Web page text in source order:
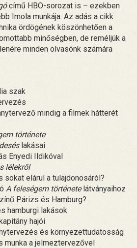
című HBO-sorozat is – ezekben
Imola munkája. Az adás a cikk
ördögének köszönhetően a
minőségben, de reméljük a
minden olvasónk számára
szak
mindig a filmek hátterét
története
lakásai
Enyedi Ildikóval
lélekről
sokat elárul a tulajdonosáról?
A feleségem történetelátványaihoz
Párizs és Hamburg?
hamburgi lakások
hajói
és környezettudatosság
munka a jelmeztervezővel